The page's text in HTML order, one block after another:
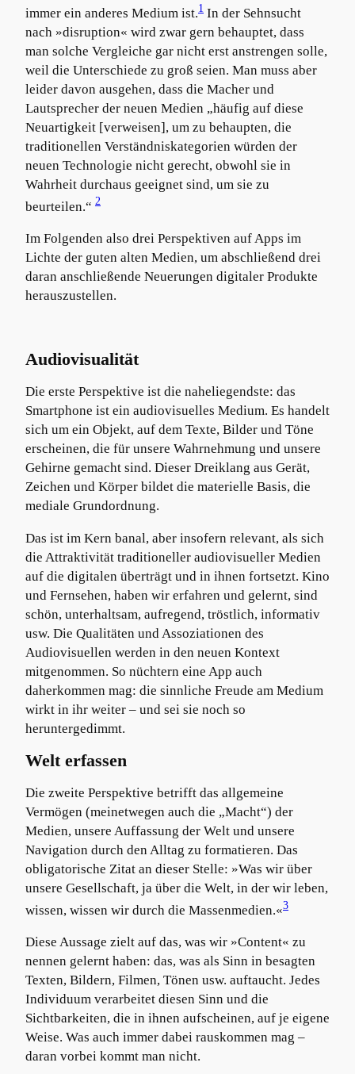
immer ein anderes Medium ist.1 In der Sehnsucht
nach »disruption« wird zwar gern behauptet, dass
man solche Vergleiche gar nicht erst anstrengen solle,
weil die Unterschiede zu groß seien. Man muss aber
leider davon ausgehen, dass die Macher und
Lautsprecher der neuen Medien „häufig auf diese
Neuartigkeit [verweisen], um zu behaupten, die
traditionellen Verständniskategorien würden der
neuen Technologie nicht gerecht, obwohl sie in
Wahrheit durchaus geeignet sind, um sie zu
beurteilen.“ 2
Im Folgenden also drei Perspektiven auf Apps im
Lichte der guten alten Medien, um abschließend drei
daran anschließende Neuerungen digitaler Produkte
herauszustellen.
Audiovisualität
Die erste Perspektive ist die naheliegendste: das
Smartphone ist ein audiovisuelles Medium. Es handelt
sich um ein Objekt, auf dem Texte, Bilder und Töne
erscheinen, die für unsere Wahrnehmung und unsere
Gehirne gemacht sind. Dieser Dreiklang aus Gerät,
Zeichen und Körper bildet die materielle Basis, die
mediale Grundordnung.
Das ist im Kern banal, aber insofern relevant, als sich
die Attraktivität traditioneller audiovisueller Medien
auf die digitalen überträgt und in ihnen fortsetzt. Kino
und Fernsehen, haben wir erfahren und gelernt, sind
schön, unterhaltsam, aufregend, tröstlich, informativ
usw. Die Qualitäten und Assoziationen des
Audiovisuellen werden in den neuen Kontext
mitgenommen. So nüchtern eine App auch
daherkommen mag: die sinnliche Freude am Medium
wirkt in ihr weiter – und sei sie noch so
heruntergedimmt.
Welt erfassen
Die zweite Perspektive betrifft das allgemeine
Vermögen (meinetwegen auch die „Macht“) der
Medien, unsere Auffassung der Welt und unsere
Navigation durch den Alltag zu formatieren. Das
obligatorische Zitat an dieser Stelle: »Was wir über
unsere Gesellschaft, ja über die Welt, in der wir leben,
wissen, wissen wir durch die Massenmedien.«3
Diese Aussage zielt auf das, was wir »Content« zu
nennen gelernt haben: das, was als Sinn in besagten
Texten, Bildern, Filmen, Tönen usw. auftaucht. Jedes
Individuum verarbeitet diesen Sinn und die
Sichtbarkeiten, die in ihnen aufscheinen, auf je eigene
Weise. Was auch immer dabei rauskommen mag –
daran vorbei kommt man nicht.